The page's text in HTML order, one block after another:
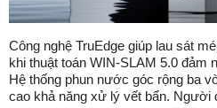
Công nghệ TruEdge giúp lau sát
khi thuật toán WIN-SLAM 5.0 đảm
Hệ thống phun nước góc rộng ba
cao khả năng xử lý vết bẩn. Người